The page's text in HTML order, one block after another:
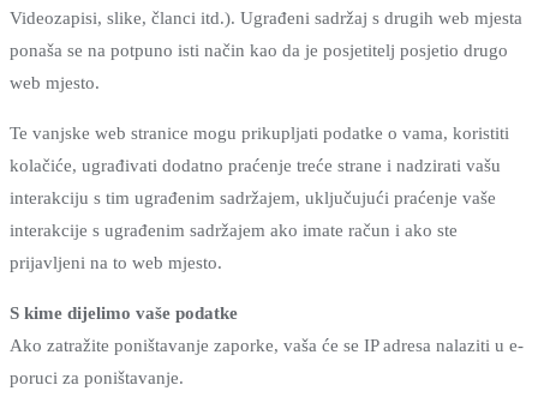
Videozapisi, slike, članci itd.). Ugrađeni sadržaj s drugih web mjesta
ponaša se na potpuno isti način kao da je posjetitelj posjetio drugo
web mjesto.
Te vanjske web stranice mogu prikupljati podatke o vama, koristiti
kolačiće, ugrađivati ​​dodatno praćenje treće strane i nadzirati vašu
interakciju s tim ugrađenim sadržajem, uključujući praćenje vaše
interakcije s ugrađenim sadržajem ako imate račun i ako ste
prijavljeni na to web mjesto.
S kime dijelimo vaše podatke
Ako zatražite poništavanje zaporke, vaša će se IP adresa nalaziti u e-
poruci za poništavanje.